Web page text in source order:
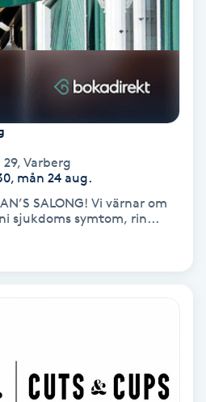
, Varberg
mån 24 aug.
Vi värnar om
sjukdoms symtom, rin...